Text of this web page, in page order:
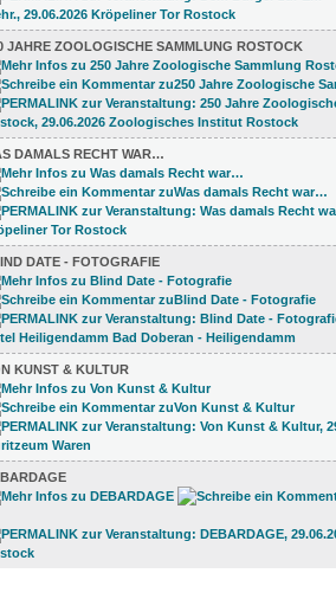
JAHRE ZOOLOGISCHE SAMMLUNG ROSTOCK
DAMALS RECHT WAR…
DATE - FOTOGRAFIE
KUNST & KULTUR